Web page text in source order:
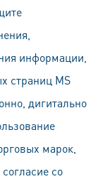
информации,
страниц MS
дигитально
марок,
со